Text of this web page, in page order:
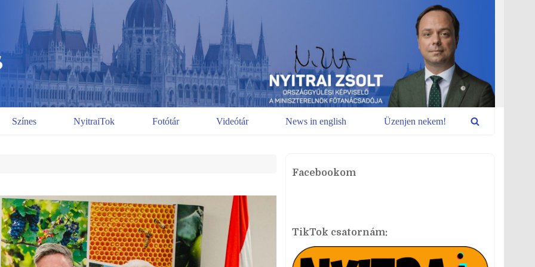
Színes NyitraiTok Fotótár Videótár News in english Üzenjen nekem!
Facebookom
TikTok csatornám: